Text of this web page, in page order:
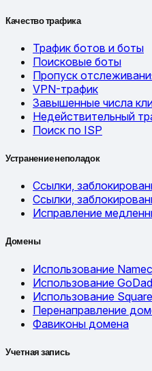
Качество трафика
Трафик ботов и боты
Поисковые боты
Пропуск
VPN-трафик
Завышенные числа
Недействительный
Поиск по ISP
Устранение неполадок
Ссылки,
Ссылки,
Исправление
Домены
Использование
Использование
Использование
Перенаправление
Фавиконы домена
Учетная запись